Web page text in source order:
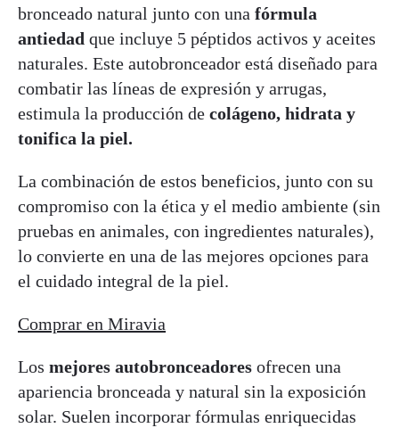
bronceado natural junto con una fórmula
antiedad que incluye 5 péptidos activos y aceites
naturales. Este autobronceador está diseñado para
combatir las líneas de expresión y arrugas,
estimula la producción de colágeno, hidrata y
tonifica la piel.
La combinación de estos beneficios, junto con su
compromiso con la ética y el medio ambiente (sin
pruebas en animales, con ingredientes naturales),
lo convierte en una de las mejores opciones para
el cuidado integral de la piel.
Comprar en Miravia
Los mejores autobronceadores ofrecen una
apariencia bronceada y natural sin la exposición
solar. Suelen incorporar fórmulas enriquecidas